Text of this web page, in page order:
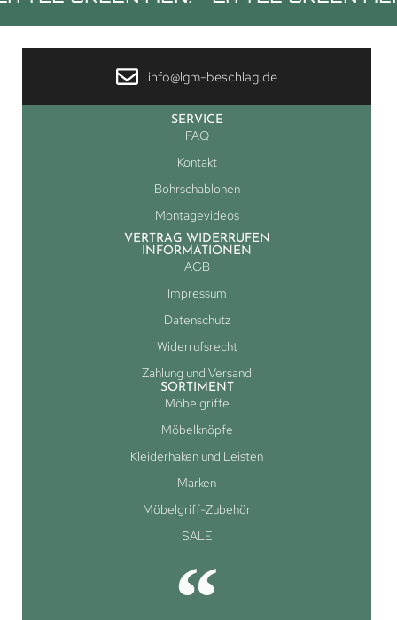
info@lgm-beschlag.de
SERVICE
FAQ
Kontakt
Bohrschablonen
Montagevideos
VERTRAG WIDERRUFEN
INFORMATIONEN
AGB
Impressum
Datenschutz
Widerrufsrecht
Zahlung und Versand
SORTIMENT
Möbelgriffe
Möbelknöpfe
Kleiderhaken und Leisten
Marken
Möbelgriff-Zubehör
SALE